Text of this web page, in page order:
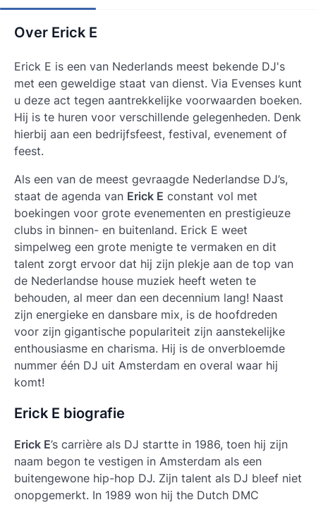
Over Erick E
Erick E is een van Nederlands meest bekende DJ's
met een geweldige staat van dienst. Via Evenses kunt
u deze act tegen aantrekkelijke voorwaarden boeken.
Hij is te huren voor verschillende gelegenheden. Denk
hierbij aan een bedrijfsfeest, festival, evenement of
feest.
Als een van de meest gevraagde Nederlandse DJ’s,
staat de agenda van Erick E constant vol met
boekingen voor grote evenementen en prestigieuze
clubs in binnen- en buitenland. Erick E weet
simpelweg een grote menigte te vermaken en dit
talent zorgt ervoor dat hij zijn plekje aan de top van
de Nederlandse house muziek heeft weten te
behouden, al meer dan een decennium lang! Naast
zijn energieke en dansbare mix, is de hoofdreden
voor zijn gigantische populariteit zijn aanstekelijke
enthousiasme en charisma. Hij is de onverbloemde
nummer één DJ uit Amsterdam en overal waar hij
komt!
Erick E biografie
Erick E’s carrière als DJ startte in 1986, toen hij zijn
naam begon te vestigen in Amsterdam als een
buitengewone hip-hop DJ. Zijn talent als DJ bleef niet
onopgemerkt. In 1989 won hij the Dutch DMC